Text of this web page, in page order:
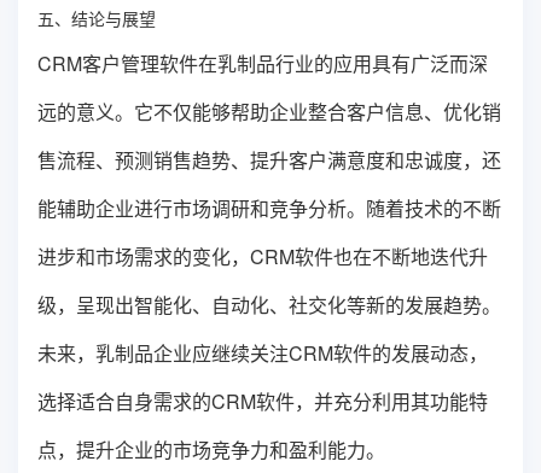
五、结论与展望
CRM客户管理软件在乳制品行业的应用具有广泛而深
远的意义。它不仅能够帮助企业整合客户信息、优化销
售流程、预测销售趋势、提升客户满意度和忠诚度，还
能辅助企业进行市场调研和竞争分析。随着技术的不断
进步和市场需求的变化，CRM软件也在不断地迭代升
级，呈现出智能化、自动化、社交化等新的发展趋势。
未来，乳制品企业应继续关注CRM软件的发展动态，
选择适合自身需求的CRM软件，并充分利用其功能特
点，提升企业的市场竞争力和盈利能力。